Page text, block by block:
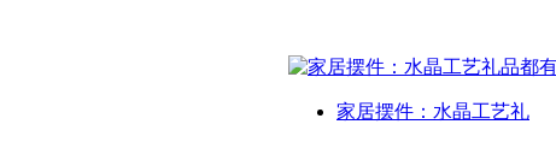
家居摆件：水晶工艺礼